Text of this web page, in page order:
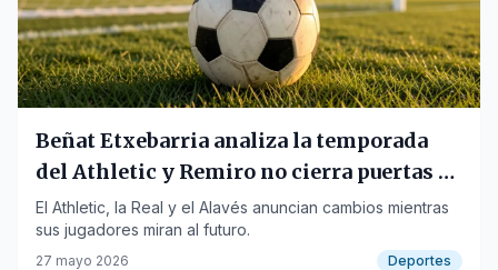
Beñat Etxebarria analiza la temporada
del Athletic y Remiro no cierra puertas a
una salida
El Athletic, la Real y el Alavés anuncian cambios mientras
sus jugadores miran al futuro.
27 mayo 2026 Deportes